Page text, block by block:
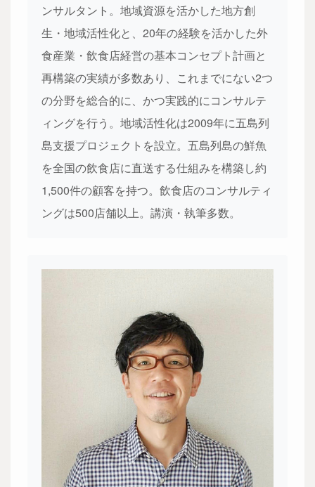
ンサルタント。地域資源を活かした地方創
生・地域活性化と、20年の経験を活かした外
食産業・飲食店経営の基本コンセプト計画と
再構築の実績が多数あり、これまでにない2つ
の分野を総合的に、かつ実践的にコンサルテ
ィングを行う。地域活性化は2009年に五島列
島支援プロジェクトを設立。五島列島の鮮魚
を全国の飲食店に直送する仕組みを構築し約
1,500件の顧客を持つ。飲食店のコンサルティ
ングは500店舗以上。講演・執筆多数。